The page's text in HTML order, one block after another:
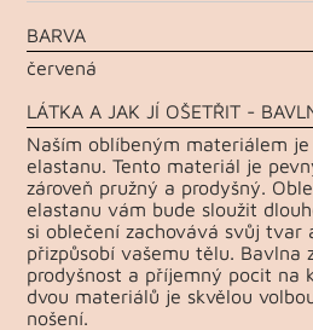
BARVA
červená
LÁTKA A JAK JÍ OŠETŘIT -
Naším oblíbeným materiálem
elastanu. Tento materiál je
zároveň pružný a prodyšný.
elastanu vám bude sloužit
si oblečení zachovává svůj tvar
přizpůsobí vašemu tělu. Bavlna
prodyšnost a příjemný pocit na
dvou materiálů je skvělou
nošení.